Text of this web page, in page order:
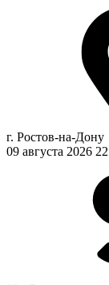
г. Ростов-на-Дону
09 августа 2026